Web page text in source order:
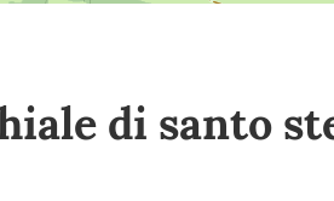
di santo